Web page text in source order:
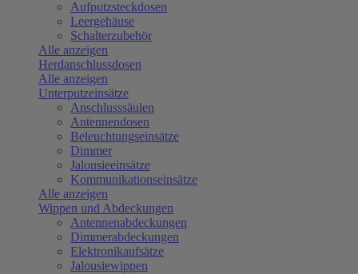
Aufputzsteckdosen
Leergehäuse
Schalterzubehör
Alle anzeigen
Herdanschlussdosen
Alle anzeigen
Unterputzeinsätze
Anschlusssäulen
Antennendosen
Beleuchtungseinsätze
Dimmer
Jalousieeinsätze
Kommunikationseinsätze
Alle anzeigen
Wippen und Abdeckungen
Antennenabdeckungen
Dimmerabdeckungen
Elektronikaufsätze
Jalousiewippen